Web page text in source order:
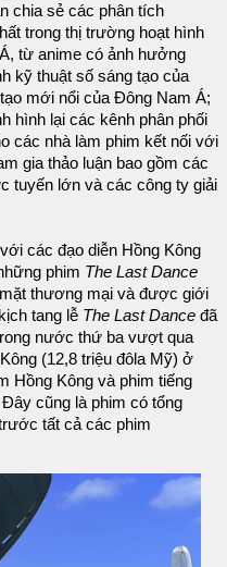
chia sẻ các phân tích
trong thị trường hoạt hình
từ anime có ảnh hưởng
kỹ thuật số sáng tạo của
mới nổi của Đông Nam Á;
hình lại các kênh phân phối
các nhà làm phim kết nối với
gia thảo luận bao gồm các
tuyến lớn và các công ty giải
các đạo diễn Hồng Kông
phim The Last Dance
thương mại và được giới
tang lễ The Last Dance đã
nước thứ ba vượt qua
(12,8 triệu đôla Mỹ) ở
Hồng Kông và phim tiếng
cũng là phim có tổng
tất cả các phim